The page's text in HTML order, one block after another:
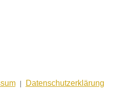
| Datenschutzerklärung